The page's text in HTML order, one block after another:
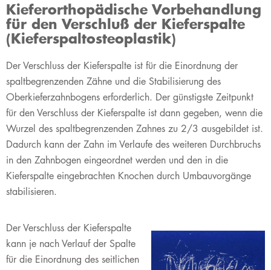
Kieferorthopädische Vorbehandlung
für den Verschluß der Kieferspalte
(Kieferspaltosteoplastik)
​​Der Verschluss der Kieferspalte ist für die Einordnung der
spaltbegrenzenden Zähne und die Stabilisierung des
Oberkieferzahnbogens erforderlich. Der günstigste Zeitpunkt
für den Verschluss der Kieferspalte ist dann gegeben, wenn die
Wurzel des spaltbegrenzenden Zahnes zu 2/3 ausgebildet ist.
Dadurch kann der Zahn im Verlaufe des weiteren Durchbruchs
in den Zahnbogen eingeordnet werden und den in die
Kieferspalte eingebrachten Knochen durch Umbauvorgänge
stabilisieren.
​Der Verschluss der Kieferspalte
kann je nach Verlauf der Spalte
für die Einordnung des seitlichen